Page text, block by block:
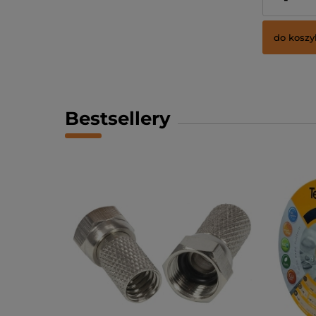
do
Bestsellery